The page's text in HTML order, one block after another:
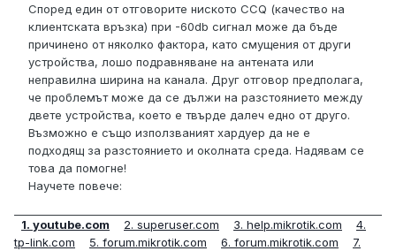
Според един от отговорите ниското CCQ (качество на
клиентската връзка) при -60db сигнал може да бъде
причинено от няколко фактора, като смущения от други
устройства, лошо подравняване на антената или
неправилна ширина на канала. Друг отговор предполага,
че проблемът може да се дължи на разстоянието между
двете устройства, което е твърде далеч едно от друго.
Възможно е също използваният хардуер да не е
подходящ за разстоянието и околната среда. Надявам се
това да помогне!
Научете повече:
1. youtube.com 2. superuser.com 3. help.mikrotik.com
4.
tp-link.com
5. forum.mikrotik.com 6. forum.mikrotik.com
7.